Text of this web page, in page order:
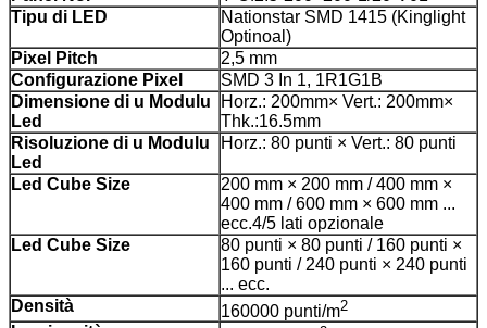
Tipu di LED
Nationstar SMD 1415 (Kinglight
Optinoal)
Pixel Pitch
2,5 mm
Configurazione Pixel
SMD 3 In 1, 1R1G1B
Dimensione di u Modulu
Led
Horz.: 200mm× Vert.: 200mm×
Thk.:16.5mm
Risoluzione di u Modulu
Led
Horz.: 80 punti × Vert.: 80 punti
Led Cube Size
200 mm × 200 mm / 400 mm ×
400 mm / 600 mm × 600 mm ...
ecc.4/5 lati opzionale
Led Cube Size
80 punti × 80 punti / 160 punti ×
160 punti / 240 punti × 240 punti
... ecc.
Densità
160000 punti/m2